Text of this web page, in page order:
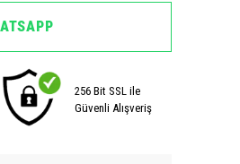
256 Bit SSL ile
Güvenli Alışveriş